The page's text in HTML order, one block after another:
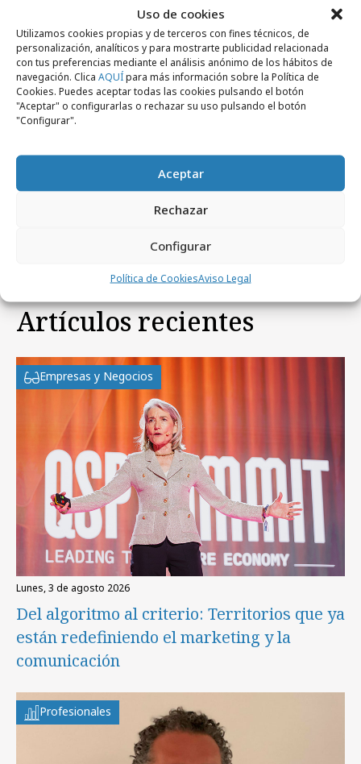
Uso de cookies
Utilizamos cookies propias y de terceros con fines técnicos, de
personalización, analíticos y para mostrarte publicidad relacionada
con tus preferencias mediante el análisis anónimo de los hábitos de
navegación. Clica AQUÍpara más información sobre la Política de
Cookies. Puedes aceptar todas las cookies pulsando el botón
"Aceptar" o configurarlas o rechazar su uso pulsando el botón
"Configurar".
Aceptar
Rechazar
Configurar
Política de CookiesAviso Legal
Comparte
Noticias Relacionadas
No se han encontrado noticias relacionadas.
Artículos recientes
Empresas y Negocios
lunes, 3 de agosto 2026
Del algoritmo al criterio: Territorios que ya
están redefiniendo el marketing y la
comunicación
Profesionales